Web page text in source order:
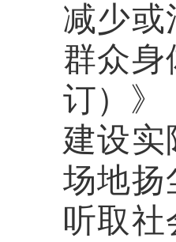
减少或
群众身
订）》
建设实
场地扬
听取